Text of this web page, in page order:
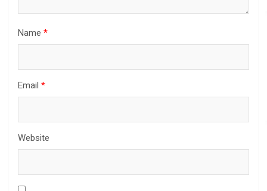
Name *
Email *
Website